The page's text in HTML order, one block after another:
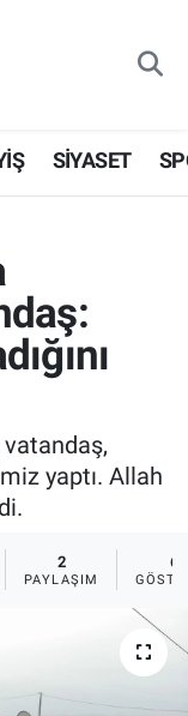
SİYASET
yaptı. Allah
2
PAYLAŞIM
6